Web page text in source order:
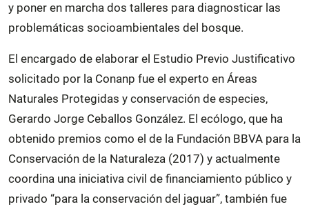
y poner en marcha dos talleres para diagnosticar las
problemáticas socioambientales del bosque.
El encargado de elaborar el Estudio Previo Justificativo
solicitado por la Conanp fue el experto en Áreas
Naturales Protegidas y conservación de especies,
Gerardo Jorge Ceballos González. El ecólogo, que ha
obtenido premios como el de la Fundación BBVA para la
Conservación de la Naturaleza (2017) y actualmente
coordina una iniciativa civil de financiamiento público y
privado “para la conservación del jaguar”, también fue